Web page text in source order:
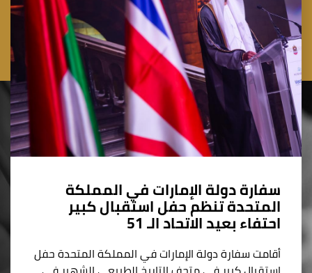
سفارة دولة الإمارات في المملكة
المتحدة تنظم حفل استقبال كبير
احتفاء بعيد الاتحاد الـ 51
أقامت سفارة دولة الإمارات في المملكة المتحدة حفل